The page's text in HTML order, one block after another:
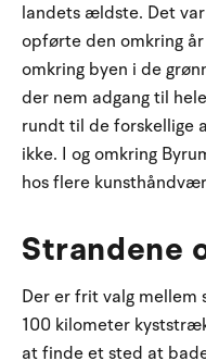
landets ældste. Det
opførte den omkring
omkring byen i de
der nem adgang til
rundt til de forskellige
ikke. I og omkring
hos flere
Strandene
Der er frit valg
100 kilometer
at finde et sted at